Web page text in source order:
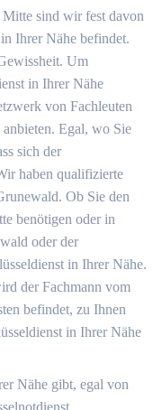
sind wir fest davon
Ihrer Nähe befindet.
Um
in Ihrer Nähe
von Fachleuten
anbieten. Egal, wo Sie
sich der
haben qualifizierte
Ob Sie den
benötigen oder in
oder der
in Ihrer Nähe.
der Fachmann vom
befindet, zu Ihnen
in Ihrer Nähe
Nähe gibt, egal von